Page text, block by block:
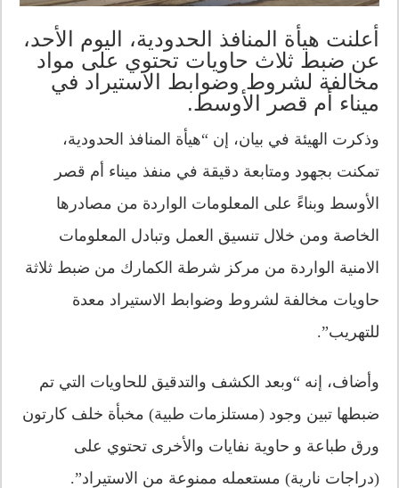
أعلنت هيأة المنافذ الحدودية، اليوم الأحد،
عن ضبط ثلاث حاويات تحتوي على مواد
مخالفة لشروط وضوابط الاستيراد في
ميناء أم قصر الأوسط.
وذكرت الهيئة في بيان، إن “هيأة المنافذ الحدودية،
تمكنت بجهود ومتابعة دقيقة في منفذ ميناء أم قصر
الأوسط وبناءً على المعلومات الواردة من مصادرها
الخاصة ومن خلال تنسيق العمل وتبادل المعلومات
الامنية الواردة من مركز شرطة الكمارك من ضبط ثلاثة
حاويات مخالفة لشروط وضوابط الاستيراد معدة
للتهريب”.
وأضاف، إنه “وبعد الكشف والتدقيق للحاويات التي تم
ضبطها تبين وجود (مستلزمات طبية) مخبأة خلف كارتون
ورق طباعة و حاوية نفايات والأخرى تحتوي على
(دراجات نارية) مستعمله ممنوعة من الاستيراد”.